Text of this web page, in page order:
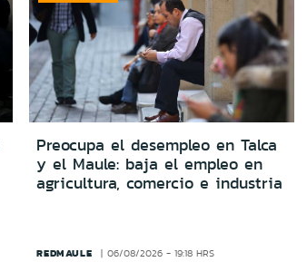
Preocupa el desempleo en Talca
y el Maule: baja el empleo en
agricultura, comercio e industria
REDMAULE 06/08/2026 - 19:18 HRS